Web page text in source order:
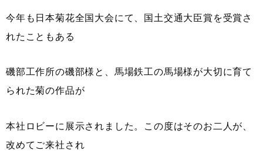
今年も日本菊花全国大会にて、国土交通大臣賞を受賞さ
れたこともある
磯部工作所の磯部様と、馬場鉄工の馬場様が大切に育て
られた菊の作品が
本社ロビーに展示されました。この度はそのお二人が、
改めてご来社され